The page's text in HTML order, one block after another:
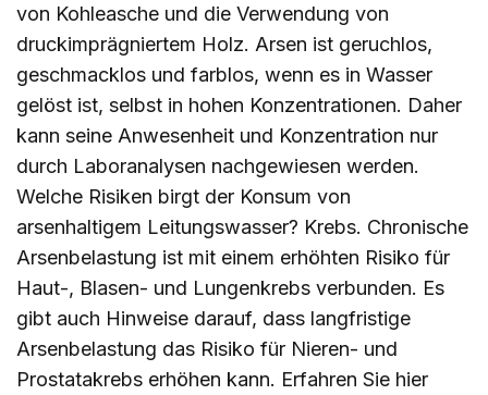
von Kohleasche und die Verwendung von
druckimprägniertem Holz. Arsen ist geruchlos,
geschmacklos und farblos, wenn es in Wasser
gelöst ist, selbst in hohen Konzentrationen. Daher
kann seine Anwesenheit und Konzentration nur
durch Laboranalysen nachgewiesen werden.
Welche Risiken birgt der Konsum von
arsenhaltigem Leitungswasser? Krebs. Chronische
Arsenbelastung ist mit einem erhöhten Risiko für
Haut-, Blasen- und Lungenkrebs verbunden. Es
gibt auch Hinweise darauf, dass langfristige
Arsenbelastung das Risiko für Nieren- und
Prostatakrebs erhöhen kann. Erfahren Sie hier